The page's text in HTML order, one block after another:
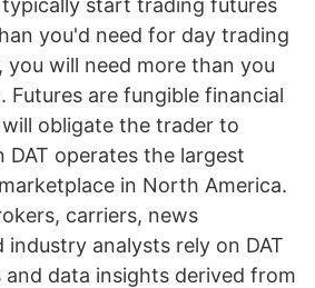
start trading futures
you'd need for day trading
will need more than you
are fungible financial
obligate the trader to
operates the largest
in North America.
carriers, news
industry analysts rely on DAT
data insights derived from